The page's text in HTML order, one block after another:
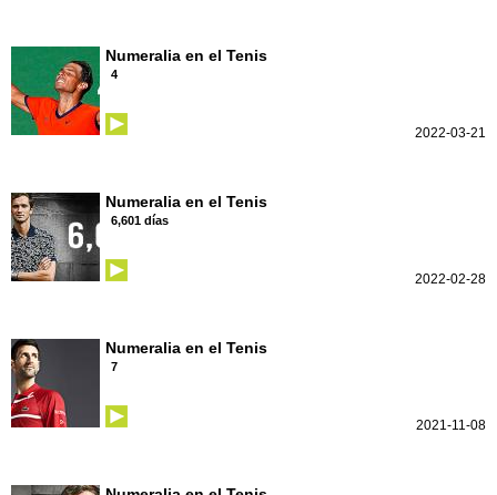
Numeralia en el Tenis
4
2022-03-21
Numeralia en el Tenis
6,601 días
2022-02-28
Numeralia en el Tenis
7
2021-11-08